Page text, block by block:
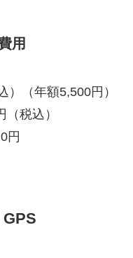
用
）（年額5,500円）
税込）
円